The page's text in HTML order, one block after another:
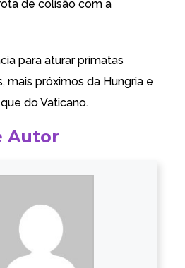
de colisão com a
para aturar primatas
mais próximos da Hungria e
do Vaticano.
Autor